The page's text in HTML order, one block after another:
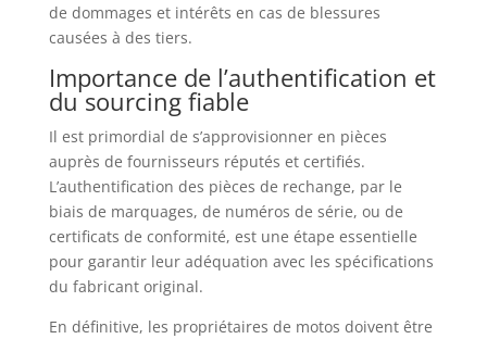
de dommages et intérêts en cas de blessures
causées à des tiers.
Importance de l’authentification et
du sourcing fiable
Il est primordial de s’approvisionner en pièces
auprès de fournisseurs réputés et certifiés.
L’authentification des pièces de rechange, par le
biais de marquages, de numéros de série, ou de
certificats de conformité, est une étape essentielle
pour garantir leur adéquation avec les spécifications
du fabricant original.
En définitive, les propriétaires de motos doivent être